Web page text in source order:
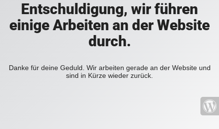
Entschuldigung, wir führen
einige Arbeiten an der Website
durch.
Danke für deine Geduld. Wir arbeiten gerade an der Website und
sind in Kürze wieder zurück.